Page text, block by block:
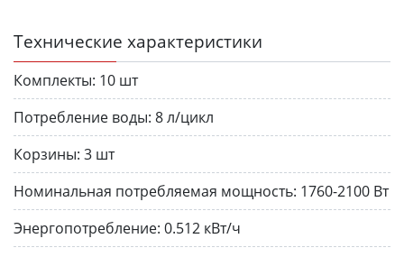
Технические характеристики
Комплекты: 10 шт
Потребление воды: 8 л/цикл
Корзины: 3 шт
Номинальная потребляемая мощность: 1760-2100 Вт
Энергопотребление: 0.512 кВт/ч